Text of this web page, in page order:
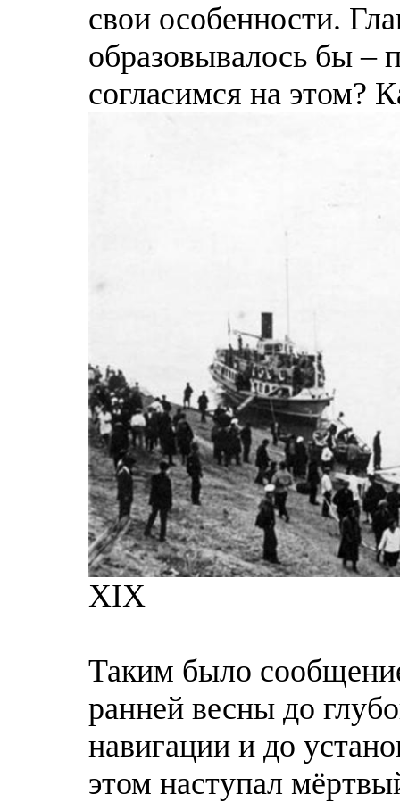
свои особенности.
образовывалось бы –
согласимся на этом?
XIX
Таким было
ранней весны до
навигации и до
этом наступал